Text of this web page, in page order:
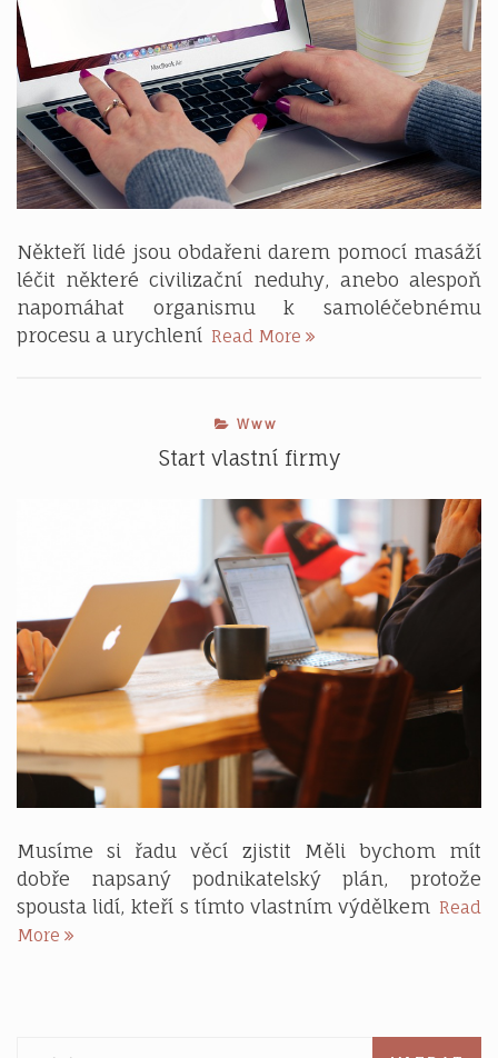
Někteří lidé jsou obdařeni darem pomocí masáží
léčit některé civilizační neduhy, anebo alespoň
napomáhat organismu k samoléčebnému
procesu a urychlení Read More Jak
masérskými
Www
Start vlastní firmy
Musíme si řadu věcí zjistit Měli bychom mít
dobře napsaný podnikatelský plán, protože
spousta lidí, kteří s tímto vlastním výdělkem Read
More Start